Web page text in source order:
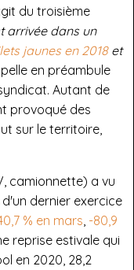
du troisième
arrivée dans un
jaunes en 2018et
en préambule
Autant de
provoqué des
sur le territoire,
camionnette) a vu
d'un dernier exercice
% en mars -80,9
reprise estivale qui
en 2020, 28,2